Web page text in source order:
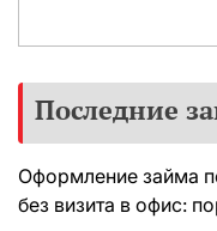
Последние
Оформление займа
без визита в офис: